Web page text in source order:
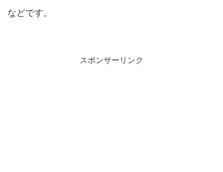
などです。
スポンサーリンク